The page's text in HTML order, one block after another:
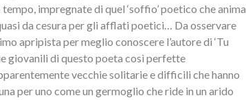
impregnate di quel ‘soffio’ poetico che anima
da cesura per gli afflati poetici… Da osservare
apripista per meglio conoscere l’autore di ‘Tu
giovanili di questo poeta così perfette
vecchie solitarie e difficili che hanno
per uno come un germoglio che ride in un arido